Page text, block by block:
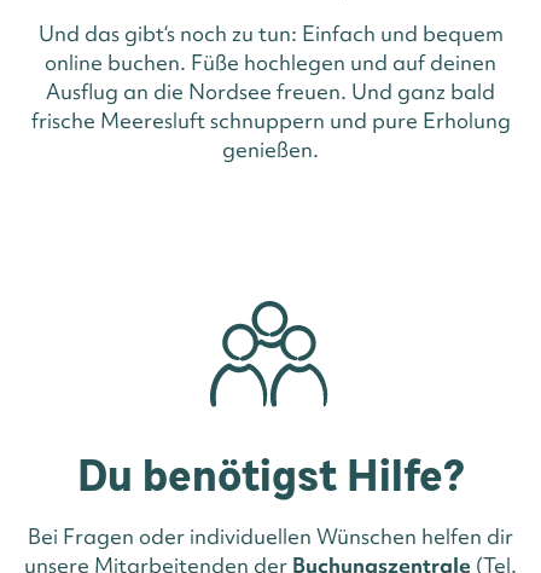
Und das gibt‘s noch zu tun: Einfach und bequem
online buchen. Füße hochlegen und auf deinen
Ausflug an die Nordsee freuen. Und ganz bald
frische Meeresluft schnuppern und pure Erholung
genießen.
Du benötigst Hilfe?
Bei Fragen oder individuellen Wünschen helfen dir
unsere Mitarbeitenden der Buchungszentrale (Tel.